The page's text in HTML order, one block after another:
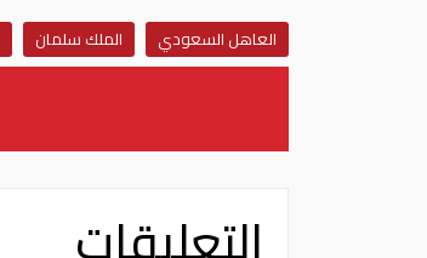
العاهل السعودي الملك سلمان